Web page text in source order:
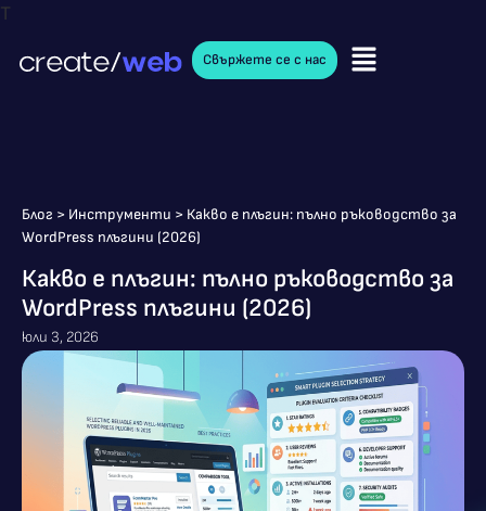
T
Свържете се с нас
Блог > Инструменти > Какво е плъгин: пълно ръководство за
WordPress плъгини (2026)
Какво е плъгин: пълно ръководство за
WordPress плъгини (2026)
юли 3, 2026